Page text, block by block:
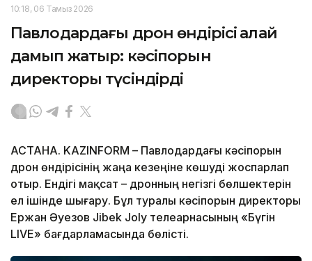
10:18, 06 Тамыз 2026
Павлодардағы дрон өндірісі қалай
дамып жатыр: кәсіпорын
директоры түсіндірді
АСТАНА. KAZINFORM – Павлодардағы кәсіпорын
дрон өндірісінің жаңа кезеңіне көшуді жоспарлап
отыр. Ендігі мақсат – дронның негізгі бөлшектерін
ел ішінде шығару. Бұл туралы кәсіпорын директоры
Ержан Әуезов Jibek Joly телеарнасының «Бүгін
LIVE» бағдарламасында бөлісті.